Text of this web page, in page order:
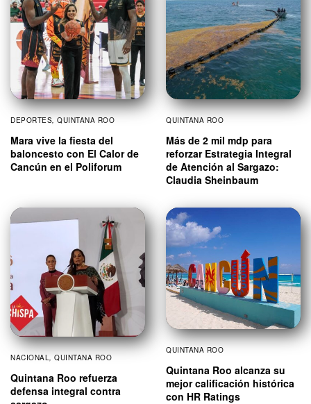
DEPORTES QUINTANA ROO
Mara vive la fiesta del
baloncesto con El Calor de
Cancún en el Poliforum
QUINTANA ROO
Más de 2 mil mdp para
reforzar Estrategia Integral
de Atención al Sargazo:
Claudia Sheinbaum
NACIONAL, QUINTANA ROO
Quintana Roo refuerza
defensa integral contra
QUINTANA ROO
Quintana Roo alcanza su
mejor calificación histórica
con HR Ratings